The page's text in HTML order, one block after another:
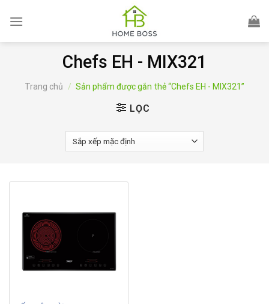
Chefs EH - MIX321
Trang chủ / Sản phẩm được gắn thẻ “Chefs EH - MIX321”
LỌC